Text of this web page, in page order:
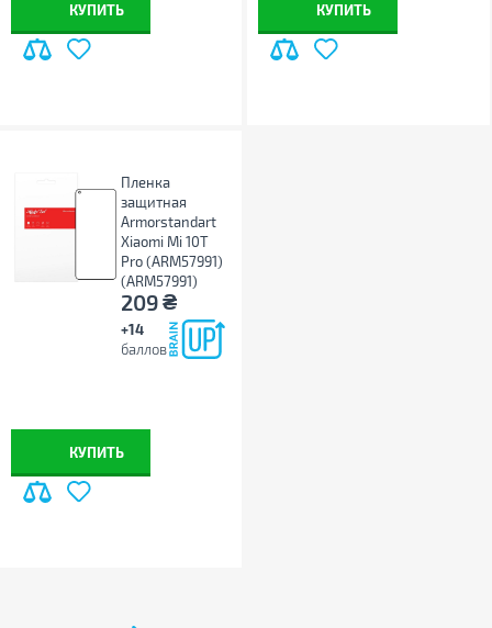
КУПИТЬ КУПИТЬ
Пленка
защитная
Armorstandart
Xiaomi Mi 10T
Pro (ARM57991)
(ARM57991)
209₴
+14
баллов
КУПИТЬ